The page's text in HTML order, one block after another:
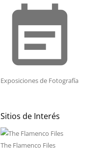
event_note
Exposiciones de Fotografía
Sitios de Interés
The Flamenco Files